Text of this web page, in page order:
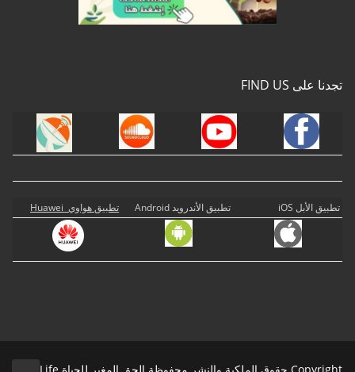
تجدنا على FIND US
تطبيق الأبل iOS تطبيق الأندرويد Android تطبيق هواوي Huawei
Copyright حقوق الملكية والنشر محفوظة الحق المغير للحياة Life